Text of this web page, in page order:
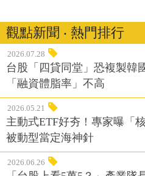
觀點新聞 ‧ 熱門排行
2026.07.28
台股「四貸同堂」恐複製韓
「融資體脂率」不高
2026.05.21
主動式ETF好夯！專家曝「
被動型當定海神針
2026.06.26